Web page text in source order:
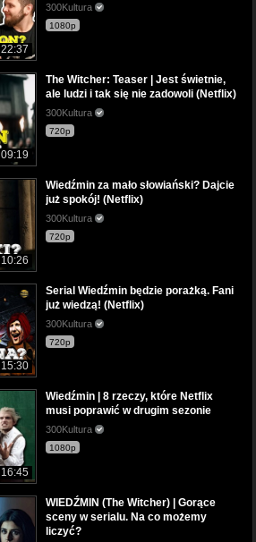
22:37
300Kultura
1080p
09:19
The Witcher: Teaser | Jest świetnie,
ale ludzi i tak się nie zadowoli (Netflix)
300Kultura
720p
10:26
Wiedźmin za mało słowiański? Dajcie
już spokój! (Netflix)
300Kultura
720p
15:30
Serial Wiedźmin będzie porażką. Fani
już wiedzą! (Netflix)
300Kultura
720p
16:45
Wiedźmin | 8 rzeczy, które Netflix
musi poprawić w drugim sezonie
300Kultura
1080p
WIEDŹMIN (The Witcher) | Gorące
sceny w serialu. Na co możemy
liczyć?